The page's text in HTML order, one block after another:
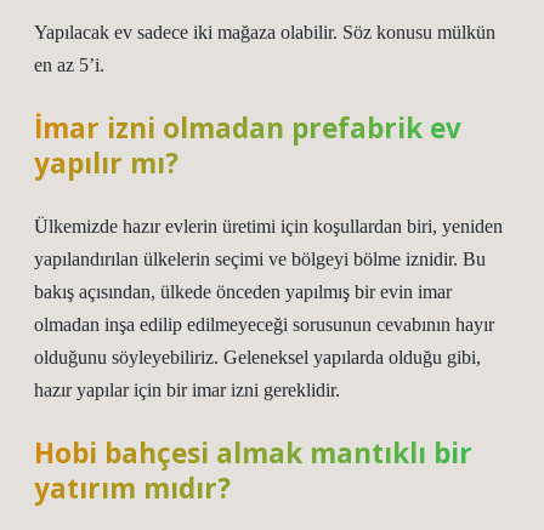
Yapılacak ev sadece iki mağaza olabilir. Söz konusu mülkün
en az 5’i.
İmar izni olmadan prefabrik ev
yapılır mı?
Ülkemizde hazır evlerin üretimi için koşullardan biri, yeniden
yapılandırılan ülkelerin seçimi ve bölgeyi bölme iznidir. Bu
bakış açısından, ülkede önceden yapılmış bir evin imar
olmadan inşa edilip edilmeyeceği sorusunun cevabının hayır
olduğunu söyleyebiliriz. Geleneksel yapılarda olduğu gibi,
hazır yapılar için bir imar izni gereklidir.
Hobi bahçesi almak mantıklı bir
yatırım mıdır?